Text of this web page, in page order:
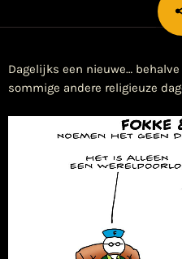
Dagelijks een nieuwe…
sommige andere religieuze